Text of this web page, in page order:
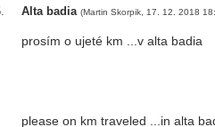
Alta badia (Martin Skorpik, 17. 12. 2018
prosím o ujeté km ...v alta badia
please on km traveled ...in alta